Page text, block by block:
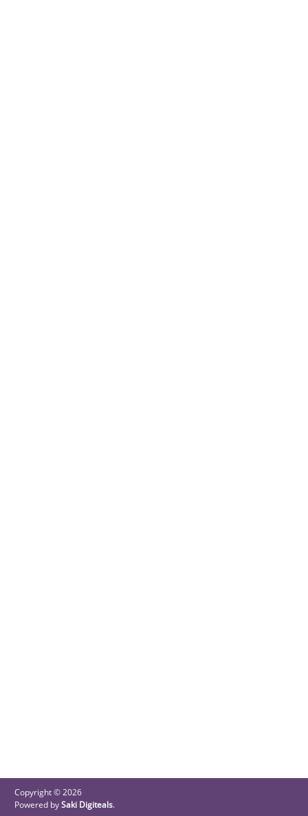
Copyright © 2026
Powered bySaki Digiteals.